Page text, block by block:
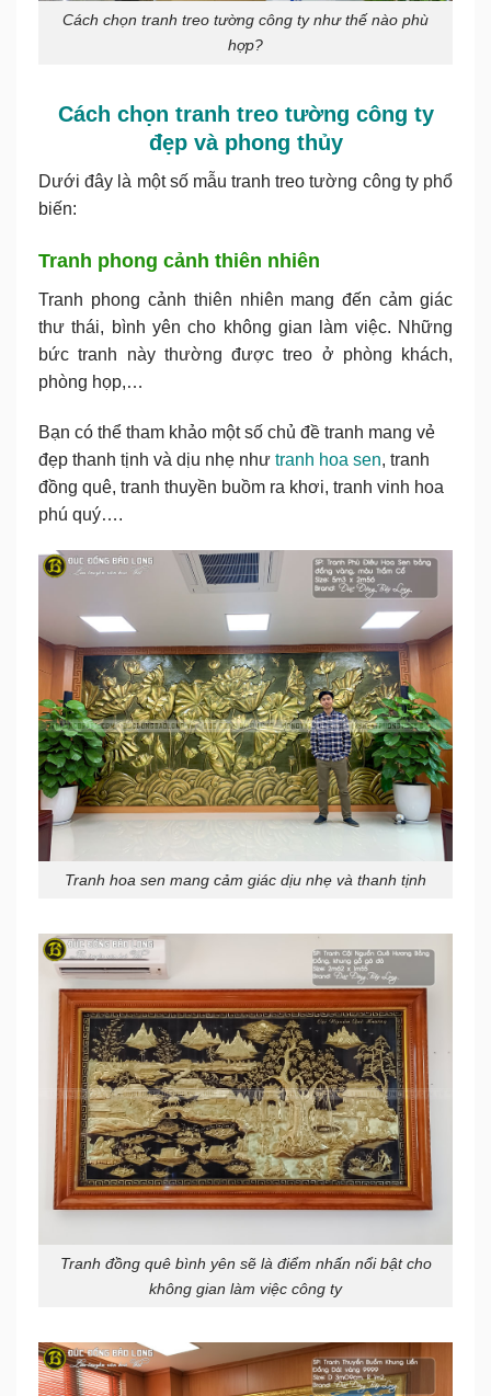
Cách chọn tranh treo tường công ty như thế nào phù
hợp?
Cách chọn tranh treo tường công ty
đẹp và phong thủy
Dưới đây là một số mẫu tranh treo tường công ty phổ
biến:
Tranh phong cảnh thiên nhiên
Tranh phong cảnh thiên nhiên mang đến cảm giác
thư thái, bình yên cho không gian làm việc. Những
bức tranh này thường được treo ở phòng khách,
phòng họp,…
Bạn có thể tham khảo một số chủ đề tranh mang vẻ
đẹp thanh tịnh và dịu nhẹ như tranh hoa sen, tranh
đồng quê, tranh thuyền buồm ra khơi, tranh vinh hoa
phú quý….
Tranh hoa sen mang cảm giác dịu nhẹ và thanh tịnh
Tranh đồng quê bình yên sẽ là điểm nhấn nổi bật cho
không gian làm việc công ty